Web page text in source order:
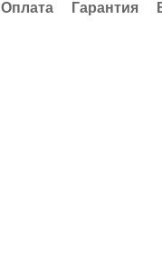
Оплата Гарантия